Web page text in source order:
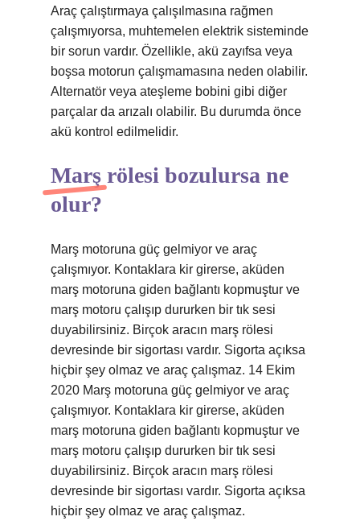
Araç çalıştırmaya çalışılmasına rağmen
çalışmıyorsa, muhtemelen elektrik sisteminde
bir sorun vardır. Özellikle, akü zayıfsa veya
boşsa motorun çalışmamasına neden olabilir.
Alternatör veya ateşleme bobini gibi diğer
parçalar da arızalı olabilir. Bu durumda önce
akü kontrol edilmelidir.
Marş rölesi bozulursa ne
olur?
Marş motoruna güç gelmiyor ve araç
çalışmıyor. Kontaklara kir girerse, aküden
marş motoruna giden bağlantı kopmuştur ve
marş motoru çalışıp dururken bir tık sesi
duyabilirsiniz. Birçok aracın marş rölesi
devresinde bir sigortası vardır. Sigorta açıksa
hiçbir şey olmaz ve araç çalışmaz. 14 Ekim
2020 Marş motoruna güç gelmiyor ve araç
çalışmıyor. Kontaklara kir girerse, aküden
marş motoruna giden bağlantı kopmuştur ve
marş motoru çalışıp dururken bir tık sesi
duyabilirsiniz. Birçok aracın marş rölesi
devresinde bir sigortası vardır. Sigorta açıksa
hiçbir şey olmaz ve araç çalışmaz.